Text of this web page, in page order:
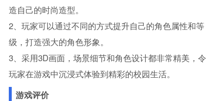
造自己的时尚造型。
2、玩家可以通过不同的方式提升自己的角色属性和等
级，打造强大的角色形象。
3、采用3D画面，场景细节和角色设计都非常精美，令
玩家在游戏中沉浸式体验到精彩的校园生活。
游戏评价